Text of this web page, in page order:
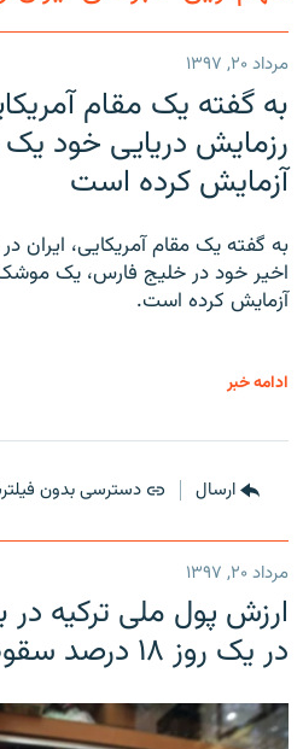
مرداد ۲۰, ۱۳۹۷
به گفته یک مقام
رزمایش دریایی خود
آزمایش کرده است
به گفته یک مقام آمریکایی، ایران
اخیر خود در خلیج فارس، یک موشک
آزمایش کرده است.
ادامه خبر
ارسال دسترسی بدون
مرداد ۲۰, ۱۳۹۷
ارزش پول ملی ترکیه در
در یک روز ۱۸ درصد سقوط کرد